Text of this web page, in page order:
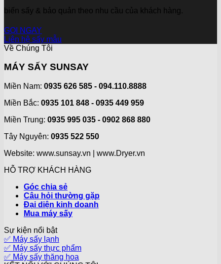
biến sấy & bảo quản theo nhu cầu của khách hàng.
GỌI NGAY
Liên hệ sấy mẫu
Về Chúng Tôi
MÁY SẤY SUNSAY
Miền Nam: 0935 626 585 - 094.110.8888
Miền Bắc: 0935 101 848 - 0935 449 959
Miền Trung: 0935 995 035 - 0902 868 880
Tây Nguyên: 0935 522 550
Website: www.sunsay.vn | www.Dryer.vn
HỖ TRỢ KHÁCH HÀNG
Góc chia sẻ
Câu hỏi thường gặp
Đại diện kinh doanh
Mua máy sấy
Sự kiện nổi bật
✅ Máy sấy lạnh
✅ Máy sấy thực phẩm
✅ Máy sấy thăng hoa